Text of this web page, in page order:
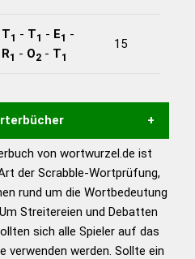
T1 - T1 - E1 -
R1 - O2- T1
15
eines semantischen
gute Anhaltspunkte zu
und Wortform, um die
das Scrabble-Spiel zu
Turnier Scrabble-
von wortwurzel.de ist
der Scrabble-Wortprüfung,
rund um die Wortbedeutung
Streitereien und Debatten
sich alle Spieler auf das
verwenden werden. Sollte ein